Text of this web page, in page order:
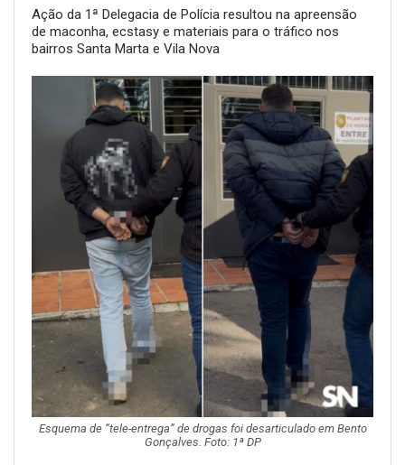
Ação da 1ª Delegacia de Polícia resultou na apreensão
de maconha, ecstasy e materiais para o tráfico nos
bairros Santa Marta e Vila Nova
Esquema de “tele-entrega” de drogas foi desarticulado em Bento
Gonçalves. Foto: 1ª DP